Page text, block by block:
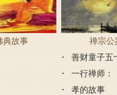
典故事
禅宗公
善财童子五
一行禅师：
孝的故事